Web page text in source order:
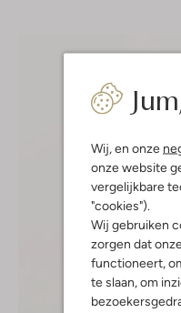
Wij, en onze
onze website
vergelijkbare
"cookies").
Wij gebruiken
zorgen dat
functioneert,
te slaan, om